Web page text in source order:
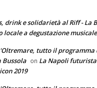
drink e solidarietà al Riff - La
locale a degustazione musicale
tutto il programma
Bussola on La Napoli
2019